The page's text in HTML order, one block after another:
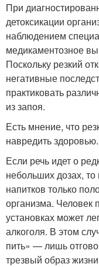
При
детоксикации
наблюдением
медикаментозное
Поскольку резкий
негативные
практиковать
из запоя.
Есть мнение, что
навредить
Если речь идет о
небольших дозах,
напитков только
организма. Человек
установках может
алкоголя. В этом
пить» — лишь
трезвый образ